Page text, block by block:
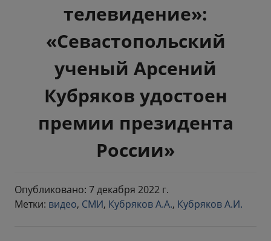
телевидение»:
«Севастопольский
ученый Арсений
Кубряков удостоен
премии президента
России»
Опубликовано: 7 декабря 2022 г.
Метки: видео, СМИ, Кубряков А.А., Кубряков А.И.